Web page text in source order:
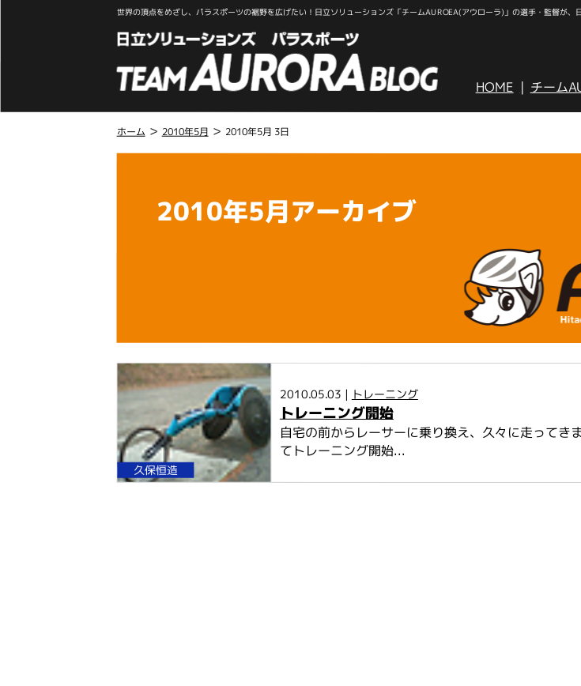
世界の頂点をめざし、パラスポーツの裾野を広げたい！日立ソリューションズ「チームAUROEA(アウローラ)」の選手・監督が、
HOME チーム
ホーム > 2010年5月 > 2010年5月 3日
2010年5月アーカイブ
久保恒造
2010.05.03 | トレーニング
トレーニング開始
自宅の前からレーサーに乗り換え、久々に走ってき
てトレーニング開始...